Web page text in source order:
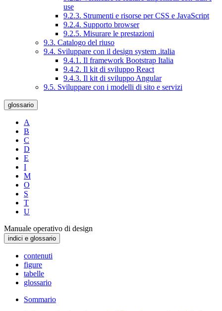
use
9.2.3. Strumenti e risorse per CSS e JavaScript
9.2.4. Supporto browser
9.2.5. Misurare le prestazioni
9.3. Catalogo del riuso
9.4. Sviluppare con il design system .italia
9.4.1. Il framework Bootstrap Italia
9.4.2. Il kit di sviluppo React
9.4.3. Il kit di sviluppo Angular
9.5. Sviluppare con i modelli di sito e servizi
glossario
A
B
C
D
E
I
M
O
S
T
U
Manuale operativo di design
indici e glossario
contenuti
figure
tabelle
glossario
Sommario